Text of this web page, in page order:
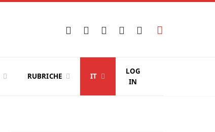
Facebook
X
Instagram
YouTubeLinkedIn
RUBRICHE IT
LOG
IN